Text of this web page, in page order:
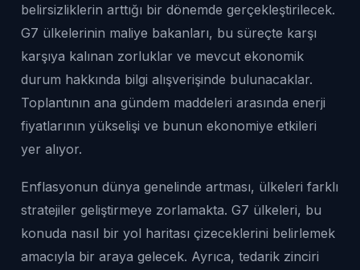
belirsizliklerin arttığı bir dönemde gerçekleştirilecek.
G7 ülkelerinin maliye bakanları, bu süreçte karşı
karşıya kalınan zorluklar ve mevcut ekonomik
durum hakkında bilgi alışverişinde bulunacaklar.
Toplantının ana gündem maddeleri arasında enerji
fiyatlarının yükselişi ve bunun ekonomiye etkileri
yer alıyor.
Enflasyonun dünya genelinde artması, ülkeleri farklı
stratejiler geliştirmeye zorlamakta. G7 ülkeleri, bu
konuda nasıl bir yol haritası çizeceklerini belirlemek
amacıyla bir araya gelecek. Ayrıca, tedarik zinciri